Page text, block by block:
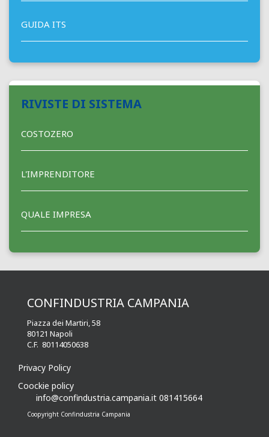
GUIDA ITS
RIVISTE DI SISTEMA
COSTOZERO
L'IMPRENDITORE
QUALE IMPRESA
CONFINDUSTRIA CAMPANIA
Piazza dei Martiri, 58
80121 Napoli
C.F. 80114050638
Privacy Policy
Coockie policy
info@confindustria.campania.it 081415664
Coopyright Confindustria Campania